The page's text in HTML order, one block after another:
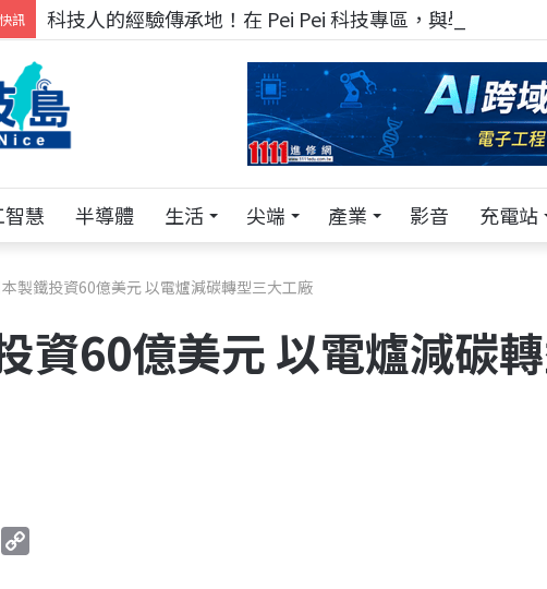
快訊 科技人的經驗傳承地！在 Pei Pei 科技專區，與學弟妹交流
智慧 半導體 生活 尖端 產業 影音 充電站
本製鐵投資60億美元 以電爐減碳轉型三大工廠
資60億美元 以電爐減碳